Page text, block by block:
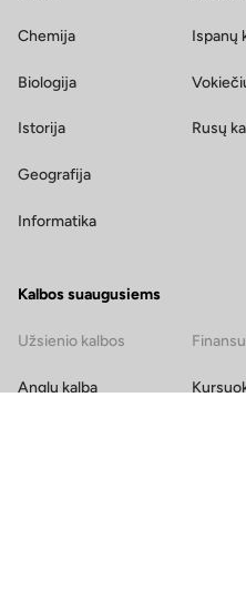
Chemija Ispanų
Biologija
Istorija Rusų
Geografija
Informatika
Kalbos suaugusiems
Užsienio kalbos
Anglų kalba